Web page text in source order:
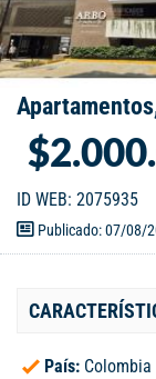
ID WEB: 2075935
Publicado: 07/08/
País: Colombia